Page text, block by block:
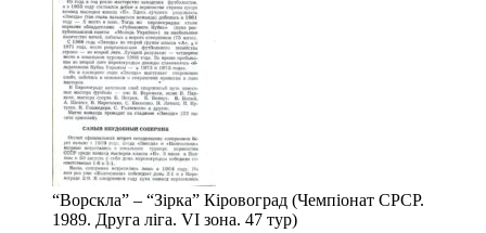
“Ворскла” – “Зірка” Кіровоград (Чемпіонат СРСР.
1989. Друга ліга. VІ зона. 47 тур)